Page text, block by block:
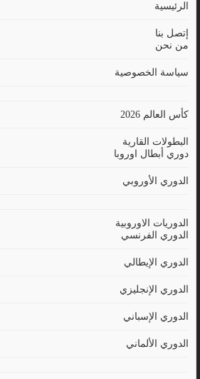
الرئيسية
إتصل بنا
من نحن
سياسة الخصوصية
كأس العالم 2026
البطولات القارية
دوري أبطال اوروبا
الدوري الأوروبي
الدوريات الاوروبية
الدوري الفرنسي
الدوري الإيطالي
الدوري الإنجليزي
الدوري الإسباني
الدوري الألماني